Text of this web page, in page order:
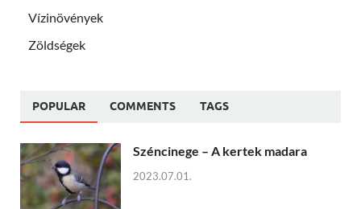
Vízinövények
Zöldségek
POPULAR COMMENTS TAGS
Széncinege – A kertek madara
2023.07.01.